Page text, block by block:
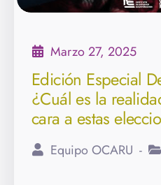
Marzo 27, 2025
Edición Especial
¿Cuál es la
cara a estas
Equipo OCARU